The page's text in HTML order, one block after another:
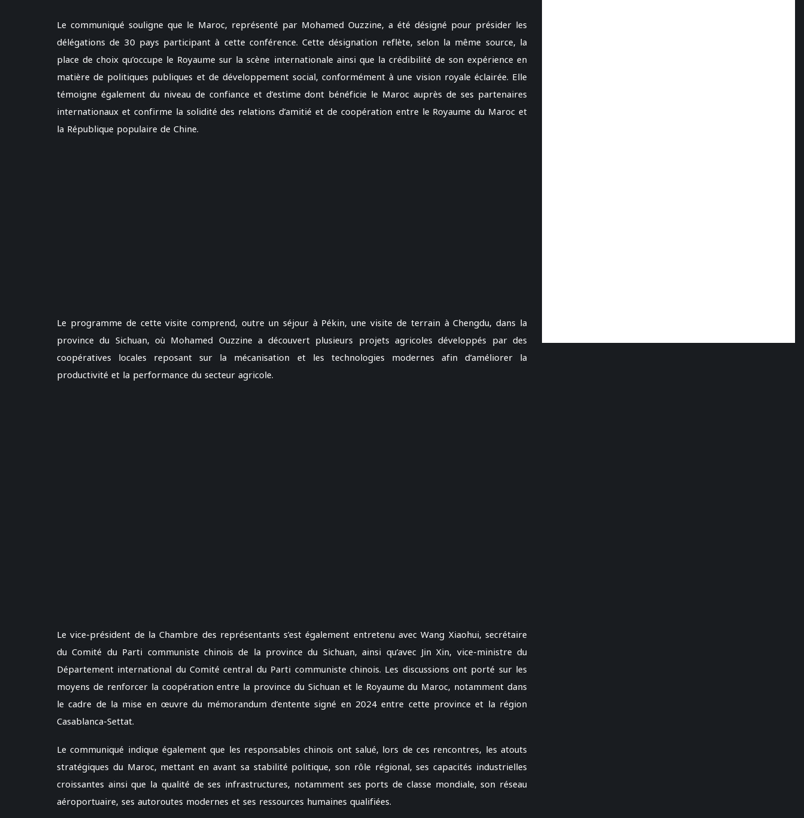
Le communiqué souligne que le Maroc, représenté par Mohamed Ouzzine, a été désigné pour présider les
délégations de 30 pays participant à cette conférence. Cette désignation reflète, selon la même source, la
place de choix qu’occupe le Royaume sur la scène internationale ainsi que la crédibilité de son expérience en
matière de politiques publiques et de développement social, conformément à une vision royale éclairée. Elle
témoigne également du niveau de confiance et d’estime dont bénéficie le Maroc auprès de ses partenaires
internationaux et confirme la solidité des relations d’amitié et de coopération entre le Royaume du Maroc et
la République populaire de Chine.
Le programme de cette visite comprend, outre un séjour à Pékin, une visite de terrain à Chengdu, dans la
province du Sichuan, où Mohamed Ouzzine a découvert plusieurs projets agricoles développés par des
coopératives locales reposant sur la mécanisation et les technologies modernes afin d’améliorer la
productivité et la performance du secteur agricole.
Le vice-président de la Chambre des représentants s’est également entretenu avec Wang Xiaohui, secrétaire
du Comité du Parti communiste chinois de la province du Sichuan, ainsi qu’avec Jin Xin, vice-ministre du
Département international du Comité central du Parti communiste chinois. Les discussions ont porté sur les
moyens de renforcer la coopération entre la province du Sichuan et le Royaume du Maroc, notamment dans
le cadre de la mise en œuvre du mémorandum d’entente signé en 2024 entre cette province et la région
Casablanca-Settat.
Le communiqué indique également que les responsables chinois ont salué, lors de ces rencontres, les atouts
stratégiques du Maroc, mettant en avant sa stabilité politique, son rôle régional, ses capacités industrielles
croissantes ainsi que la qualité de ses infrastructures, notamment ses ports de classe mondiale, son réseau
aéroportuaire, ses autoroutes modernes et ses ressources humaines qualifiées.